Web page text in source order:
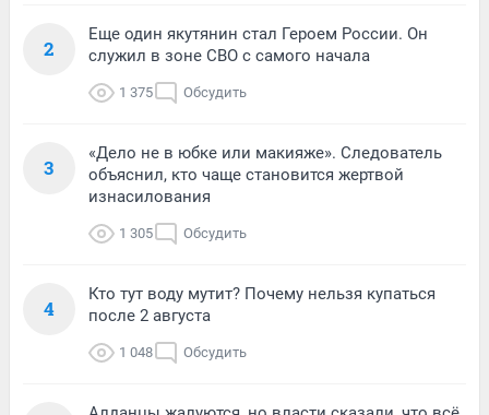
2
Еще один якутянин стал Героем России. Он
служил в зоне СВО с самого начала
1 375 Обсудить
3
«Дело не в юбке или макияже». Следователь
объяснил, кто чаще становится жертвой
изнасилования
1 305 Обсудить
4
Кто тут воду мутит? Почему нельзя купаться
после 2 августа
1 048 Обсудить